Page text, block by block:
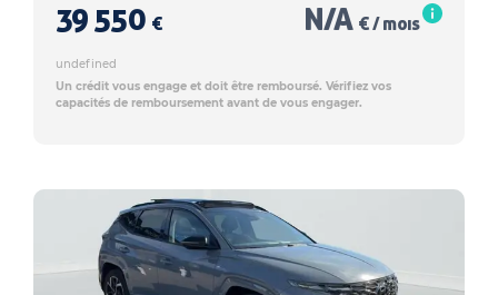
39 550 € N/A € / mois
undefined
Un crédit vous engage et doit être remboursé. Vérifiez vos
capacités de remboursement avant de vous engager.